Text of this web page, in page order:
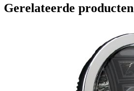
Gerelateerde producten